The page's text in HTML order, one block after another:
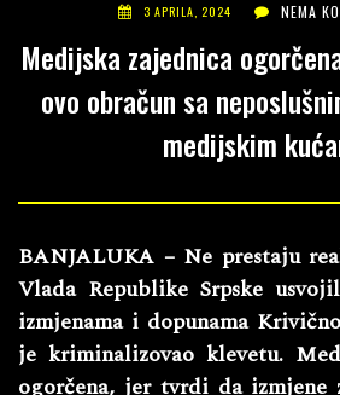
3 APRILA, 2024 NEMA
Medijska zajednica
ovo obračun sa
medijskim
BANJALUKA – Ne prestaju
Vlada Republike Srpske
izmjenama i dopunama
je kriminalizovao klevetu.
ogorčena, jer tvrdi da izmjene